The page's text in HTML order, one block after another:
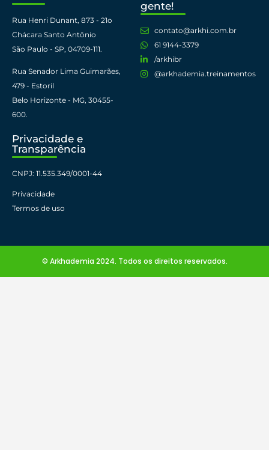
Rua Henri Dunant, 873 - 21o
Chácara Santo Antônio
São Paulo - SP, 04709-111. ​
Rua Senador Lima Guimarães,
479 - Estoril
Belo Horizonte - MG, 30455-
600.​
gente!
contato@arkhi.com.br
61 9144-3379​
/arkhibr
@arkhademia.treinamentos
Privacidade e
Transparência
CNPJ: 11.535.349/0001-44​
Privacidade
Termos de uso
© Arkhademia 2024. Todos os direitos reservados.